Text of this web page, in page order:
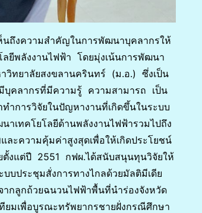
นถึงความสำคัญในการพัฒนาบุคลากรให้
ยีพลังงานไฟฟ้า โดยมุ่งเน้นการพัฒนา
วิทยาลัยสงขลานครินทร์ (ม.อ.) ซึ่งเป็น
บุคลากรที่มีความรู้ ความสามารถ เป็น
ำการวิจัยในปัญหางานที่เกิดขึ้นในระบบ
เทคโยโลยีด้านพลังงานไฟฟ้ารวมไปถึง
ะความคุ้มค่าสูงสุดเพื่อให้เกิดประโยชน์
งแต่ปี 2551 กฟผ.ได้สนับสนุนทุนวิจัยให้
ประชุมสั่งการทางไกลด้วยมัลติมีเดีย
ากลูกถ้วยฉนวนไฟฟ้าพื้นที่นำร่องจังหวัด
ยมเพื่อบูรณะทรัพยากรชายฝั่งกรณีศึกษา